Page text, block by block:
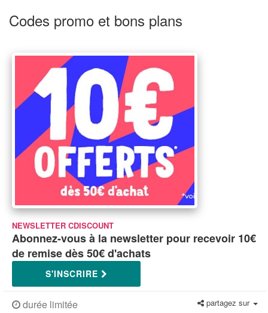
Codes promo et bons plans
NEWSLETTER CDISCOUNT
Abonnez-vous à la newsletter pour recevoir 10€
de remise dès 50€ d'achats
S'INSCRIRE
durée limitée partagez sur